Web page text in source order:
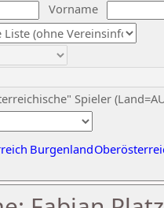
Vorname
Spieler
Burgenland